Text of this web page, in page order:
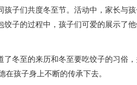
孩子们共度冬至节。活动中，家长与
饺子的过程中，孩子们可爱的展示了
了冬至的来历和冬至要吃饺子的习俗
孩子身上不断的传承下去。